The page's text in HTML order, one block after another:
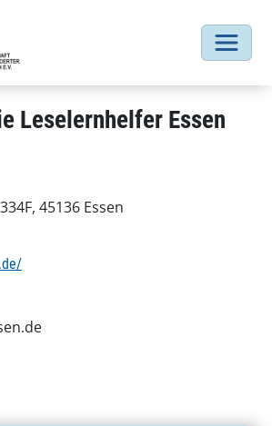
Leselernhelfer Essen
45136 Essen